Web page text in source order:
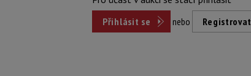
Přihlásit se
nebo Registrovat